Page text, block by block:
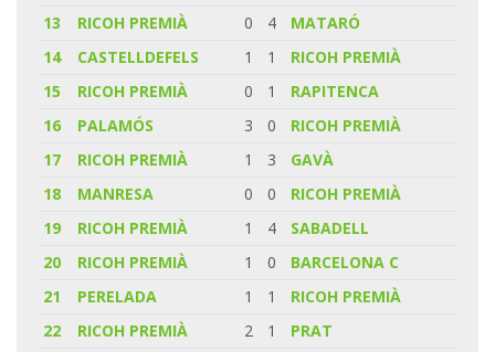
13
RICOH PREMIÀ 0 4
MATARÓ
14
CASTELLDEFELS 1 1
RICOH PREMIÀ
15
RICOH PREMIÀ 0 1
RAPITENCA
16
PALAMÓS 3 0
RICOH PREMIÀ
17
RICOH PREMIÀ 1 3
GAVÀ
18
MANRESA 0 0
RICOH PREMIÀ
19
RICOH PREMIÀ 1 4
SABADELL
20
RICOH PREMIÀ 1 0
BARCELONA C
21
PERELADA 1 1
RICOH PREMIÀ
22
RICOH PREMIÀ 2 1
PRAT